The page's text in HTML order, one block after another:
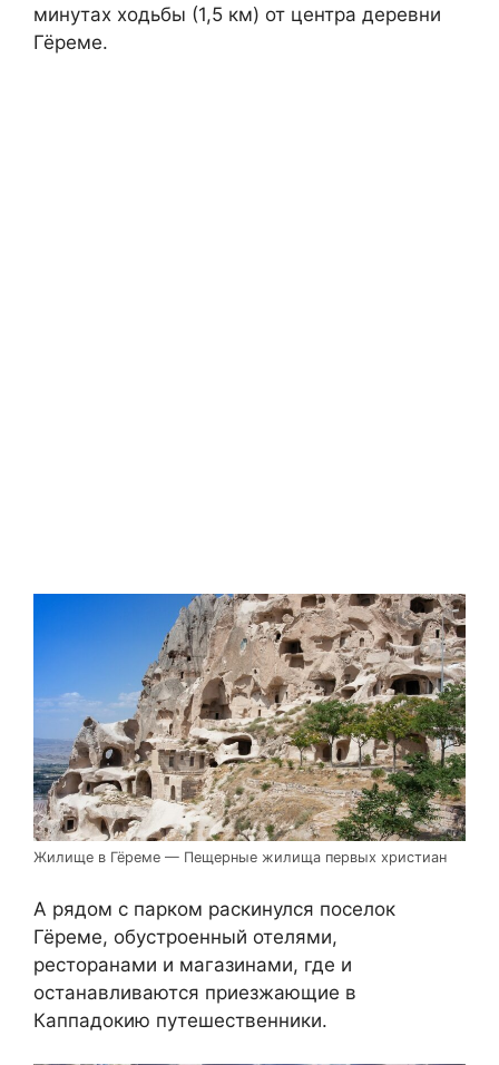
минутах ходьбы (1,5 км) от центра деревни
Гёреме.
Жилище в Гёреме — Пещерные жилища первых христиан
А рядом с парком раскинулся поселок
Гёреме, обустроенный отелями,
ресторанами и магазинами, где и
останавливаются приезжающие в
Каппадокию путешественники.